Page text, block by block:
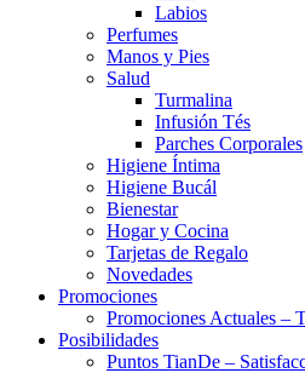
Labios
Perfumes
Manos y Pies
Salud
Turmalina
Infusión Tés
Parches Corporales
Higiene Íntima
Higiene Bucál
Bienestar
Hogar y Cocina
Tarjetas de Regalo
Novedades
Promociones
Promociones Actuales –
Posibilidades
Puntos TianDe –